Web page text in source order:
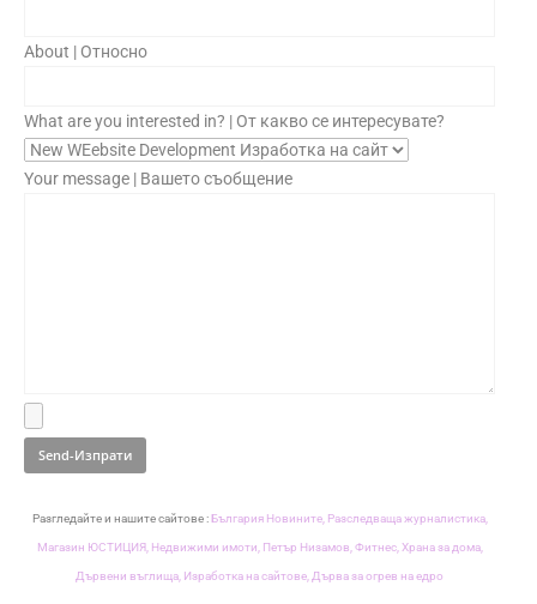
About | Относно
What are you interested in? | От какво се интересувате?
Your message | Вашето съобщение
Разгледайте и нашите сайтове :България Новините, Разследваща журналистика,
Магазин ЮСТИЦИЯ, Недвижими имоти, Петър Низамов, Фитнес, Храна за дома,
Дървени въглища, Изработка на сайтове, Дърва за огрев на едро